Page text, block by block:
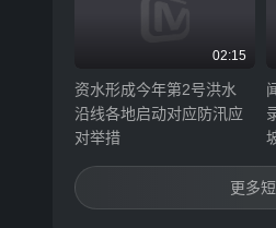
02:15
资水形成今年第2号洪水
沿线各地启动对应防汛应
对举措
更多